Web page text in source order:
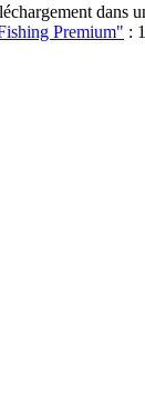
dans
Premium" :